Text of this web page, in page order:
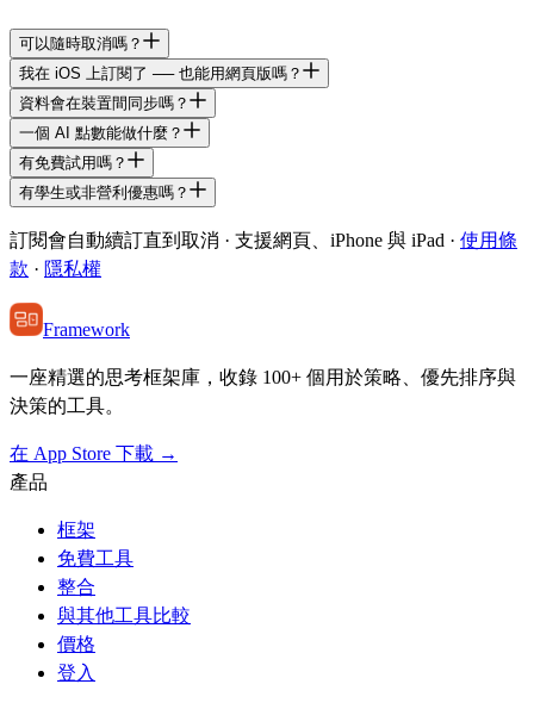
可以隨時取消嗎？
我在 iOS 上訂閱了 ── 也能用網頁版嗎？
資料會在裝置間同步嗎？
一個 AI 點數能做什麼？
有免費試用嗎？
有學生或非營利優惠嗎？
訂閱會自動續訂直到取消 · 支援網頁、iPhone 與 iPad · 使用條
款 · 隱私權
Framework
一座精選的思考框架庫，收錄 100+ 個用於策略、優先排序與
決策的工具。
在 App Store 下載 →
產品
框架
免費工具
整合
與其他工具比較
價格
登入